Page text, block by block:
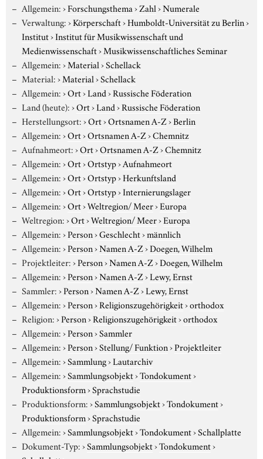
Allgemein:›Forschungsthema›Zahl›Numerale
Verwaltung:›Körperschaft›Humboldt-Universität zu Berlin›
Institut›Institut für Musikwissenschaft und
Medienwissenschaft›Musikwissenschaftliches Seminar
Allgemein:›Material›Schellack
Material:›Material›Schellack
Allgemein:›Ort›Land›Russische Föderation
Land (heute):›Ort›Land›Russische Föderation
Herstellungsort:›Ort›Ortsnamen A-Z›Berlin
Allgemein:›Ort›Ortsnamen A-Z›Chemnitz
Aufnahmeort:›Ort›Ortsnamen A-Z›Chemnitz
Allgemein:›Ort›Ortstyp›Aufnahmeort
Allgemein:›Ort›Ortstyp›Herkunftsland
Allgemein:›Ort›Ortstyp›Internierungslager
Allgemein:›Ort›Weltregion/ Meer›Europa
Weltregion:›Ort›Weltregion/ Meer›Europa
Allgemein:›Person›Geschlecht›männlich
Allgemein:›Person›Namen A-Z›Doegen, Wilhelm
Projektleiter:›Person›Namen A-Z›Doegen, Wilhelm
Allgemein:›Person›Namen A-Z›Lewy, Ernst
Sammler:›Person›Namen A-Z›Lewy, Ernst
Allgemein:›Person›Religionszugehörigkeit›orthodox
Religion:›Person›Religionszugehörigkeit›orthodox
Allgemein:›Person›Sammler
Allgemein:›Person›Stellung/ Funktion›Projektleiter
Allgemein:›Sammlung›Lautarchiv
Allgemein:›Sammlungsobjekt›Tondokument›
Produktionsform›Sprachstudie
Produktionsform:›Sammlungsobjekt›Tondokument›
Produktionsform›Sprachstudie
Allgemein:›Sammlungsobjekt›Tondokument›Schallplatte
Dokument-Typ:›Sammlungsobjekt›Tondokument›